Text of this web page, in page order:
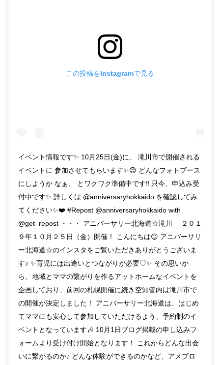
この投稿をInstagramで見る
イベント情報です✨ 10月25日(金)に、 滝川市で開催される
イベントに 参加させてもらいます✨😊 どんなフォトブース
にしようか なぁ、 とワクワク準備中です‼️ 只今、申込み受
付中です✨ 詳しくは @anniversaryhokkaido を確認してみ
てください✨❤️ #Repost @anniversaryhokkaido with
@get_repost ・・・ アニバーサリー北海道☆滝川 ２０１
９年１０月２５日（金）開催！ こんにちは😊 アニバーサリ
ー北海道☆のインスタをご覧いただきありがとうございま
す♪ ✨育児には出逢いとつながりが必要♡✨ その思いか
ら、地域とママの繋がりを作るアットホームなイベントを
企画しており、前回の札幌開催に続き空知管内は滝川市で
の開催が決定しました！ アニバーサリー北海道は、はじめ
てママにも安心して参加していただけるよう、予約制のイ
ベントとなっています🎶 10月1日ブログ掲載の申し込みフ
ォームより受け付け開始となります！ これからどんな出会
いに繋がるのか♪ どんな体験ができるのかなど、アメブロ